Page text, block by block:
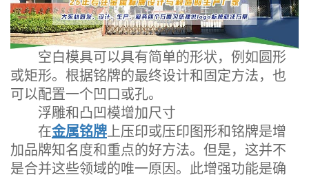
空白模具可以具有简单的形状，例如圆形
或矩形。根据铭牌的最终设计和固定方法，也
可以配置一个凹口或孔。
浮雕和凸凹模增加尺寸
在金属铭牌 上压印或压印图形和铭牌是增
加品牌知名度和重点的好方法。但是，这并不
是合并这些领域的唯一原因。此增强功能是确